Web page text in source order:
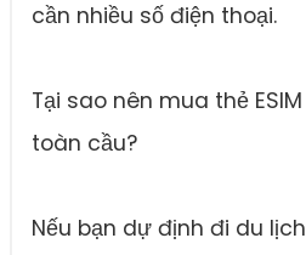
cần nhiều số điện thoại.
Tại sao nên mua thẻ
toàn cầu?
Nếu bạn dự định đi du